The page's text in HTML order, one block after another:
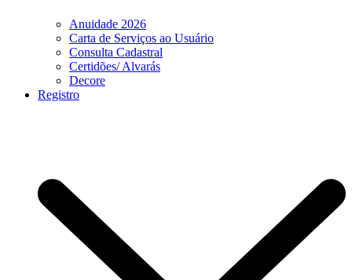
Anuidade 2026
Carta de Serviços ao Usuário
Consulta Cadastral
Certidões/ Alvarás
Decore
Registro